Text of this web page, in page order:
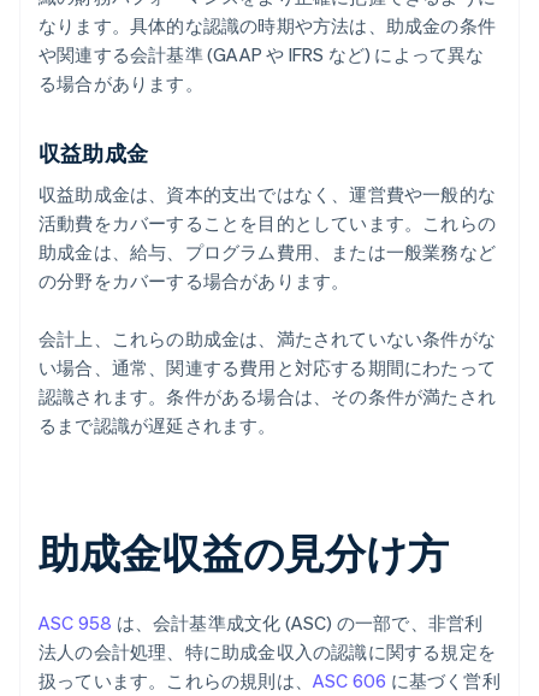
なります。具体的な認識の時期や方法は、助成金の条件
や関連する会計基準 (GAAP や IFRS など) によって異な
る場合があります。
収益助成金
収益助成金は、資本的支出ではなく、運営費や一般的な
活動費をカバーすることを目的としています。これらの
助成金は、給与、プログラム費用、または一般業務など
の分野をカバーする場合があります。
会計上、これらの助成金は、満たされていない条件がな
い場合、通常、関連する費用と対応する期間にわたって
認識されます。条件がある場合は、その条件が満たされ
るまで認識が遅延されます。
助成金収益の見分け方
ASC 958 は、会計基準成文化 (ASC) の一部で、非営利
法人の会計処理、特に助成金収入の認識に関する規定を
扱っています。これらの規則は、 ASC 606 に基づく営利